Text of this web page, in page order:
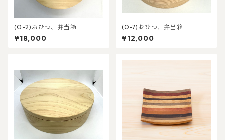
(O-2)おひつ、弁当箱
¥18,000
(O-7)おひつ、弁当箱
¥12,000